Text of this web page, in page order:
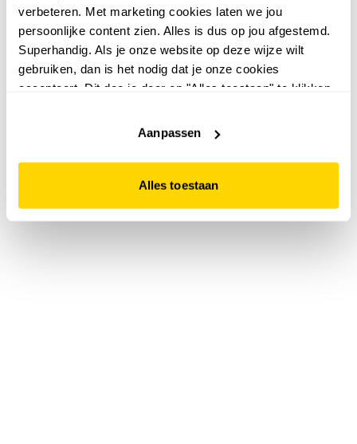
verbeteren. Met marketing cookies laten we jou
persoonlijke content zien. Alles is dus op jou afgestemd.
Superhandig. Als je onze website op deze wijze wilt
gebruiken, dan is het nodig dat je onze cookies
accepteert. Dit doe je door op "Alles toestaan" te klikken.
website niet optimaal functioneert.
Aanpassen
Alles toestaan